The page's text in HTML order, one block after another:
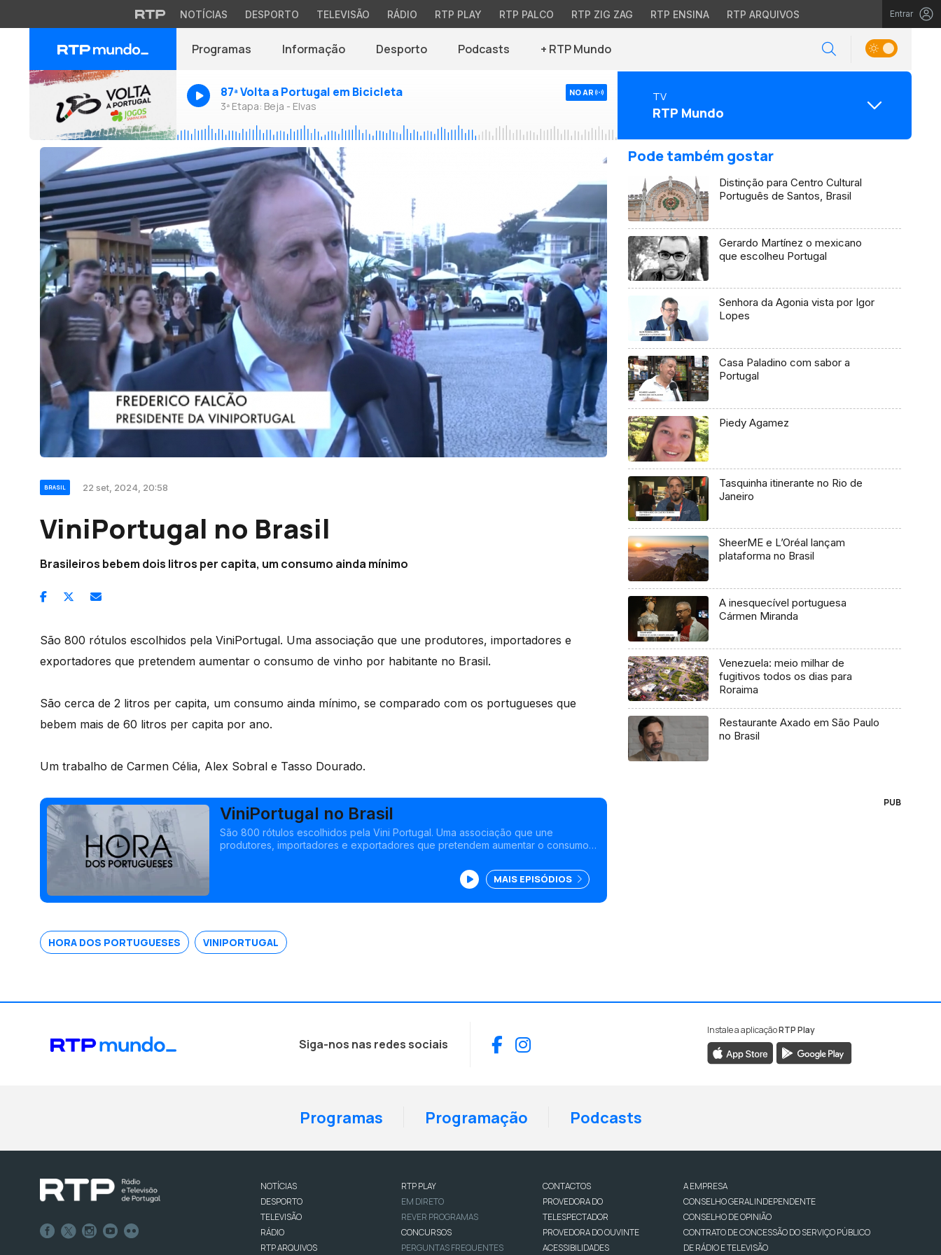
NOTÍCIAS DESPORTO TELEVISÃO RÁDIO RTP PLAY RTP PALCO RTP ZIG ZAG RTP ENSINA RTP ARQUIVOS Entrar
Programas Informação Desporto Podcasts + RTP Mundo
87ª Volta a Portugal em Bicicleta
3ª Etapa: Beja - Elvas
NO AR TV
RTP Mundo
BRASIL 22 set, 2024, 20:58
ViniPortugal no Brasil
Brasileiros bebem dois litros per capita, um consumo ainda mínimo
São 800 rótulos escolhidos pela ViniPortugal. Uma associação que une produtores, importadores e
exportadores que pretendem aumentar o consumo de vinho por habitante no Brasil.
São cerca de 2 litros per capita, um consumo ainda mínimo, se comparado com os portugueses que
bebem mais de 60 litros per capita por ano.
Um trabalho de Carmen Célia, Alex Sobral e Tasso Dourado.
ViniPortugal no Brasil
São 800 rótulos escolhidos pela Vini Portugal. Uma associação que une
produtores, importadores e exportadores que pretendem aumentar o consumo
MAIS EPISÓDIOS
HORA DOS PORTUGUESES VINIPORTUGAL
Pode também gostar
Distinção para Centro Cultural
Português de Santos, Brasil
Gerardo Martínez o mexicano
que escolheu Portugal
Senhora da Agonia vista por Igor
Lopes
Casa Paladino com sabor a
Portugal
Piedy Agamez
Tasquinha itinerante no Rio de
Janeiro
SheerME e L’Oréal lançam
plataforma no Brasil
A inesquecível portuguesa
Cármen Miranda
Venezuela: meio milhar de
fugitivos todos os dias para
Roraima
Restaurante Axado em São Paulo
no Brasil
PUB
Siga-nos nas redes sociais Facebook
Instagram
Instale a aplicaçãoRTP Play
Programas Programação Podcasts
NOTÍCIAS
DESPORTO
TELEVISÃO
RÁDIO
RTP ARQUIVOS
RTP PLAY
EM DIRETO
REVER PROGRAMAS
CONCURSOS
PERGUNTAS FREQUENTES
CONTACTOS
PROVEDORA DO
TELESPECTADOR
PROVEDORA DO OUVINTE
ACESSIBILIDADES
A EMPRESA
CONSELHO GERAL INDEPENDENTE
CONSELHO DE OPINIÃO
CONTRATO DE CONCESSÃO DO SERVIÇO PÚBLICO
DE RÁDIO E TELEVISÃO